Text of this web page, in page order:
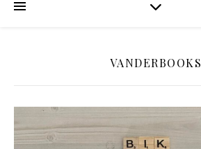
VANDERBOOKS